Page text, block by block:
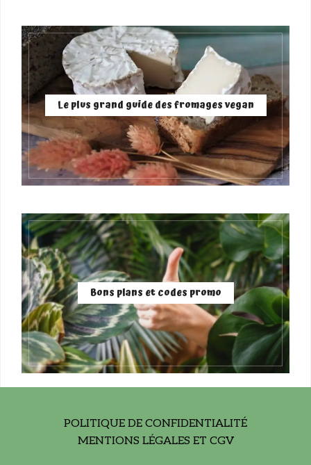
Le plus grand guide des fromages vegan
Bons plans et codes promo
POLITIQUE DE CONFIDENTIALITÉ
MENTIONS LÉGALES ET CGV